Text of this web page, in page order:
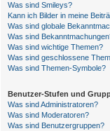
Was sind Smileys?
Kann ich Bilder in meine
Was sind globale
Was sind
Was sind wichtige Themen?
Was sind geschlossene
Was sind Themen-Symbole?
Benutzer-Stufen und
Was sind Administratoren?
Was sind Moderatoren?
Was sind Benutzergruppen?